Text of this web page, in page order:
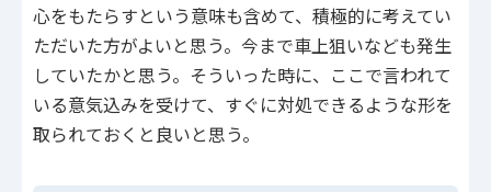
心をもたらすという意味も含めて、積極的に考えてい
ただいた方がよいと思う。今まで車上狙いなども発生
していたかと思う。そういった時に、ここで言われて
いる意気込みを受けて、すぐに対処できるような形を
取られておくと良いと思う。